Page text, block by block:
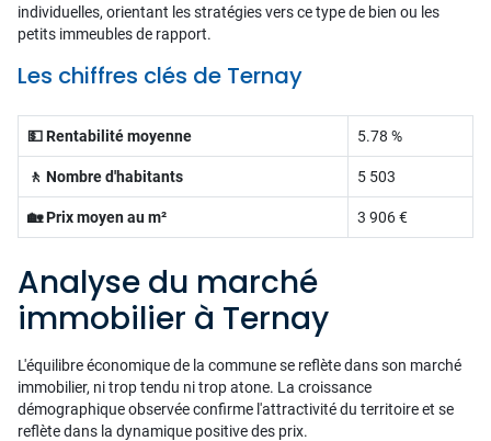
individuelles, orientant les stratégies vers ce type de bien ou les
petits immeubles de rapport.
Les chiffres clés de Ternay
💵 Rentabilité moyenne 5.78 %
🚶 Nombre d'habitants 5 503
🏡 Prix moyen au m² 3 906 €
Analyse du marché
immobilier à Ternay
L'équilibre économique de la commune se reflète dans son marché
immobilier, ni trop tendu ni trop atone. La croissance
démographique observée confirme l'attractivité du territoire et se
reflète dans la dynamique positive des prix.